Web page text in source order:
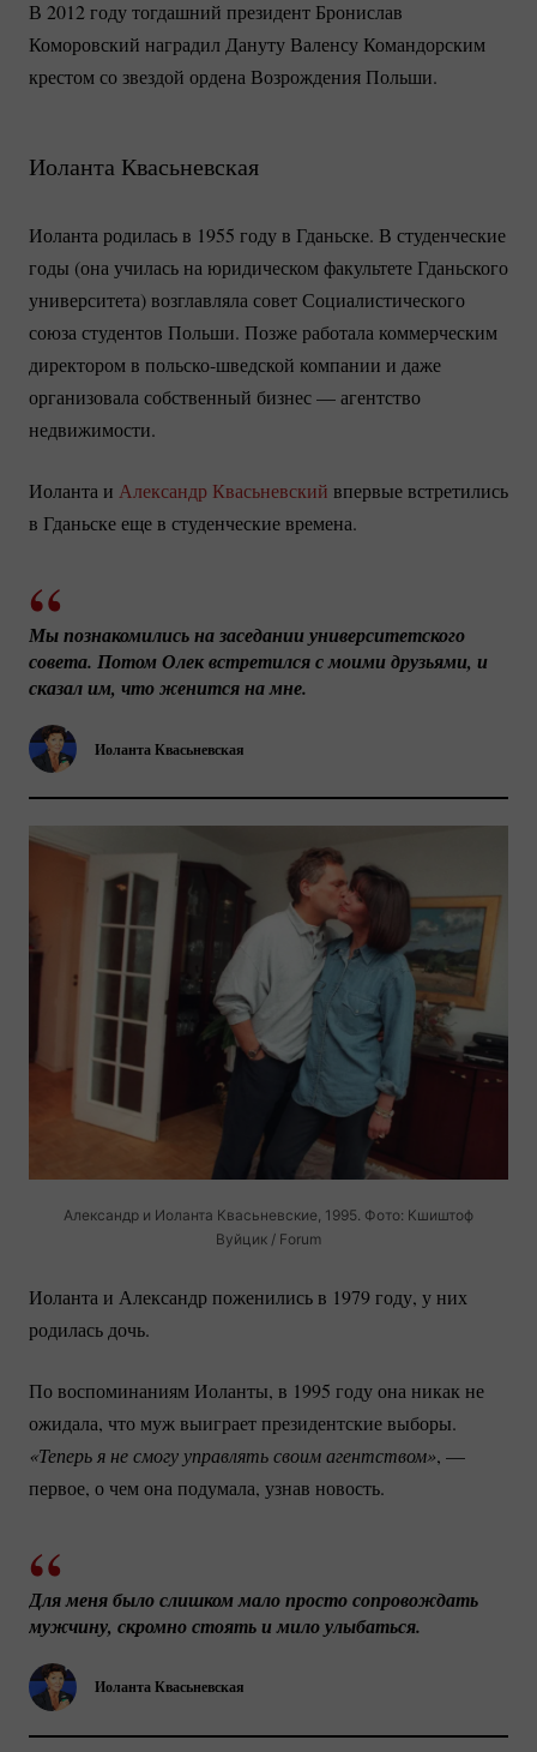
В 2012 году тогдашний президент Бронислав
Коморовский наградил Дануту Валенсу Командорским
крестом со звездой ордена Возрождения Польши.
Иоланта Квасьневская
Иоланта родилась в 1955 году в Гданьске. В студенческие
годы (она училась на юридическом факультете Гданьского
университета) возглавляла совет Социалистического
союза студентов Польши. Позже работала коммерческим
директором в польско-шведской компании и даже
организовала собственный бизнес — агентство
недвижимости.
Иоланта и Александр Квасьневский впервые встретились
в Гданьске еще в студенческие времена.
Иоланта Квасьневская
Мы познакомились на заседании университетского
совета. Потом Олек встретился с моими друзьями, и
сказал им, что женится на мне.
Александр и Иоланта Квасьневские, 1995. Фото: Кшиштоф
Вуйцик / Forum
Иоланта и Александр поженились в 1979 году, у них
родилась дочь.
По воспоминаниям Иоланты, в 1995 году она никак не
ожидала, что муж выиграет президентские выборы.
«Теперь я не смогу управлять своим агентством», —
первое, о чем она подумала, узнав новость.
Иоланта Квасьневская
Для меня было слишком мало просто сопровождать
мужчину, скромно стоять и мило улыбаться.